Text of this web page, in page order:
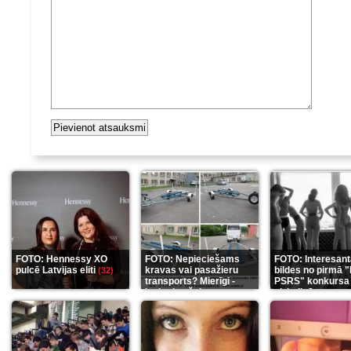
FOTO: Hennessy XO
pulcē Latvijas eliti(32)
FOTO: Nepieciešams
kravas vai pasažieru
transports? Mierīgi -
ieskaties šeit(35)
FOTO:
bildes no pirmā
PSRS" konkursa
aizkulisēm(12)